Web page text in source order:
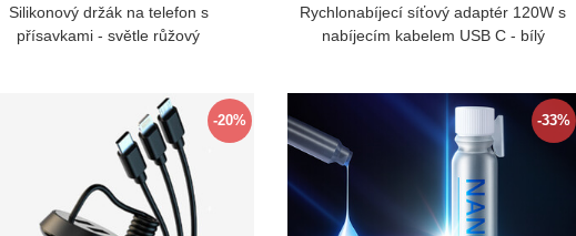
Silikonový držák na telefon s
přísavkami - světle růžový
ZOBRAZIT
Rychlonabíjecí síťový adaptér 120W s
nabíjecím kabelem USB C - bílý
-20% -33%